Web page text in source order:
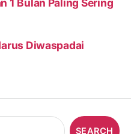
1 Bulan Paling Sering
Diwaspadai